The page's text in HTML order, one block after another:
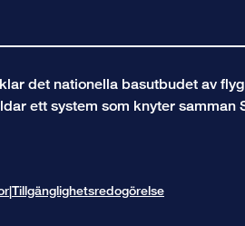
det nationella basutbudet av
ett system som knyter samman
|Tillgänglighetsredogörelse